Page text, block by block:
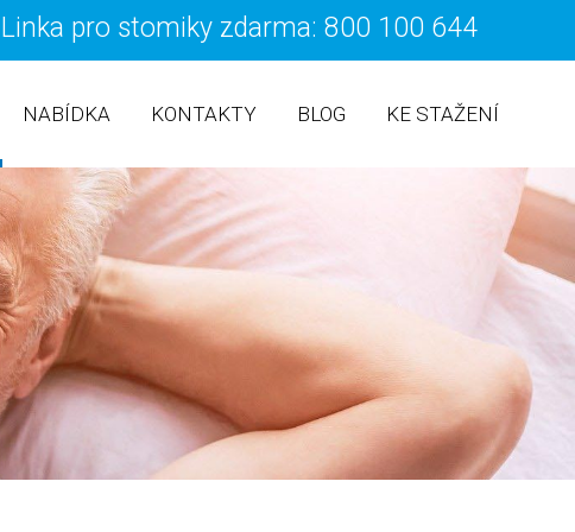
Linka pro stomiky zdarma: 800 100 644
SÁČKY
SÁČKY
NABÍDKA
ORTOPEDICKÉ A KOMPENZAČNÍ POMŮCKY
POMŮCKY PŘI INKONTINENCI
ZDRAVOTNÍ OBUV
ZDRAVOTNICKÁ TECHNIKA
REHABILITACE A RELAXACE
PUNČOCHY A PONOŽKY
STOMICKÉ POMŮCKY
KONTAKTY
COOKIES
INFORMACE O OCHRANĚ OSOBNÍCH ÚDAJŮ
BLOG KE STAŽENÍ